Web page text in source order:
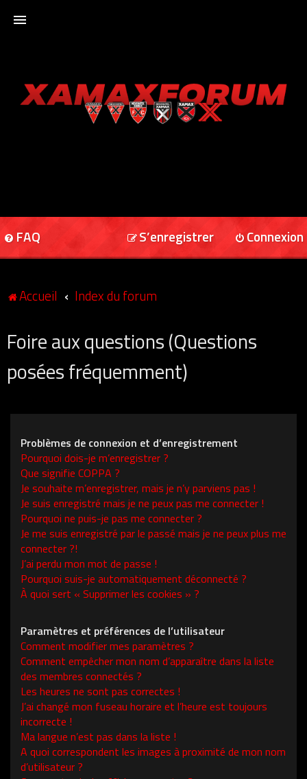
XAMAXFORUM
FAQ Connexion
S’enregistrer
Accueil Index du forum
Foire aux questions (Questions
posées fréquemment)
Problèmes de connexion et d’enregistrement
Pourquoi dois-je m’enregistrer ?
Que signifie COPPA ?
Je souhaite m’enregistrer, mais je n’y parviens pas !
Je suis enregistré mais je ne peux pas me connecter !
Pourquoi ne puis-je pas me connecter ?
Je me suis enregistré par le passé mais je ne peux plus me
connecter ?!
J’ai perdu mon mot de passe !
Pourquoi suis-je automatiquement déconnecté ?
À quoi sert « Supprimer les cookies » ?
Paramètres et préférences de l’utilisateur
Comment modifier mes paramètres ?
Comment empêcher mon nom d’apparaître dans la liste
des membres connectés ?
Les heures ne sont pas correctes !
J’ai changé mon fuseau horaire et l’heure est toujours
incorrecte !
Ma langue n’est pas dans la liste !
A quoi correspondent les images à proximité de mon nom
d’utilisateur ?